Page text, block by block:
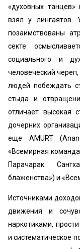
«духовных
взял у лингаятов.
позаимствованы
секте
социального и
человеческий
людей побеждать
стыда и
отличает высокая
дочерних
еще AMURT
«Всемирная
Парачарак
блаженства») и
Источниками
движения и
наркотиками,
и систематическое